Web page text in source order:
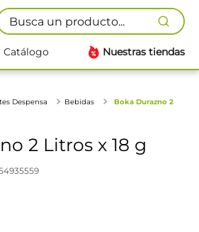
un producto...
Catálogo Nuestras tiendas
Despensa Bebidas
Boka Durazno 2
2 Litros x 18 g